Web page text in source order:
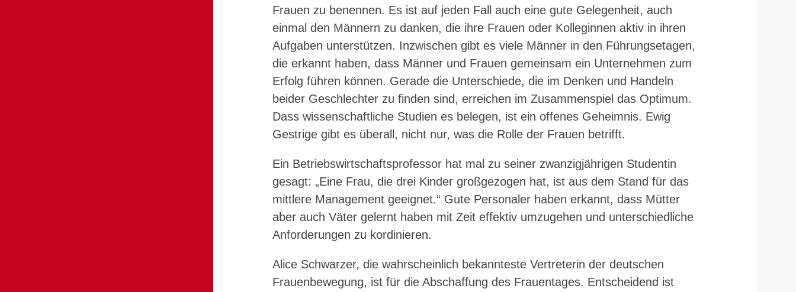
Frauen zu benennen. Es ist auf jeden Fall auch eine gute Gelegenheit, auch
einmal den Männern zu danken, die ihre Frauen oder Kolleginnen aktiv in ihren
Aufgaben unterstützen. Inzwischen gibt es viele Männer in den Führungsetagen,
die erkannt haben, dass Männer und Frauen gemeinsam ein Unternehmen zum
Erfolg führen können. Gerade die Unterschiede, die im Denken und Handeln
beider Geschlechter zu finden sind, erreichen im Zusammenspiel das Optimum.
Dass wissenschaftliche Studien es belegen, ist ein offenes Geheimnis. Ewig
Gestrige gibt es überall, nicht nur, was die Rolle der Frauen betrifft.
Ein Betriebswirtschaftsprofessor hat mal zu seiner zwanzigjährigen Studentin
gesagt: „Eine Frau, die drei Kinder großgezogen hat, ist aus dem Stand für das
mittlere Management geeignet.“ Gute Personaler haben erkannt, dass Mütter
aber auch Väter gelernt haben mit Zeit effektiv umzugehen und unterschiedliche
Anforderungen zu kordinieren.
Alice Schwarzer, die wahrscheinlich bekannteste Vertreterin der deutschen
Frauenbewegung, ist für die Abschaffung des Frauentages. Entscheidend ist